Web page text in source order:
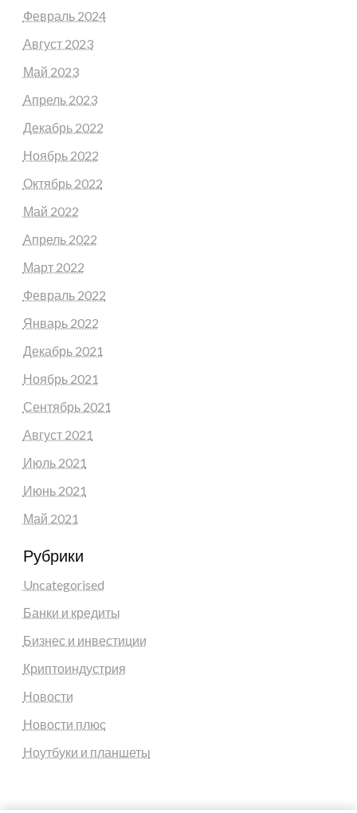
Февраль 2024
Август 2023
Май 2023
Апрель 2023
Декабрь 2022
Ноябрь 2022
Октябрь 2022
Май 2022
Апрель 2022
Март 2022
Февраль 2022
Январь 2022
Декабрь 2021
Ноябрь 2021
Сентябрь 2021
Август 2021
Июль 2021
Июнь 2021
Май 2021
Рубрики
Uncategorised
Банки и кредиты
Бизнес и инвестиции
Криптоиндустрия
Новости
Новости плюс
Ноутбуки и планшеты